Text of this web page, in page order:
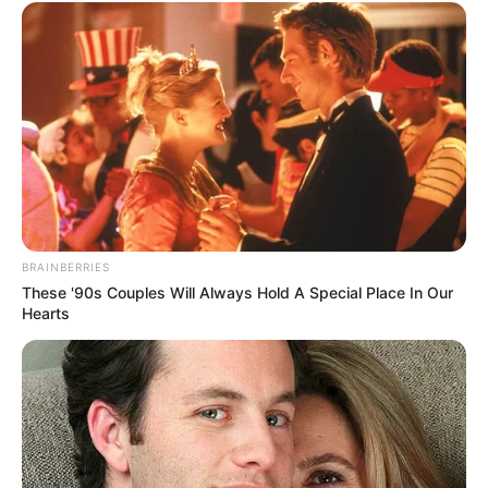
rekaman suara.
Download Javanese Indonesian Translator
7.Javanese – Indonesian
(foto: playstore)
BRAINBERRIES
These '90s Couples Will Always Hold A Special Place In Our
Hearts